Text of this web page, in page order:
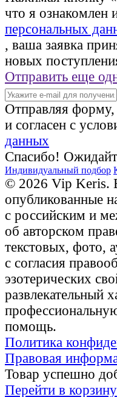
что я ознакомлен
персональных
, ваша заявка
новых
Отправить еще
Отправляя
и согласен с
данных
Спасибо!
Индивидуальный подбор
© 2026 Vip Keris.
опубликованные
с российским и
об авторском
текстовых, фото,
с согласия
эзотерических
развлекательный
помощь.
Политика
Правовая
Товар успешно
Перейти в корзину